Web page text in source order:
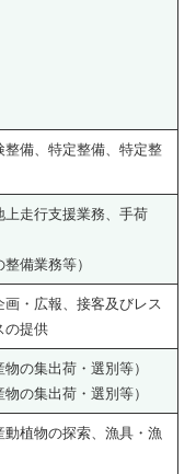
備、特定整備、特定整
上走行支援業務、手荷
備業務等）
画・広報、接客及びレス
の提供
の集出荷・選別等）
の集出荷・選別等）
動植物の探索、漁具・漁